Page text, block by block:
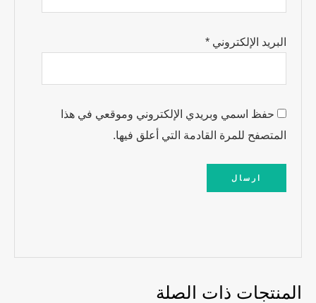
البريد الإلكتروني*
حفظ اسمي وبريدي الإلكتروني وموقعي في هذا
المتصفح للمرة القادمة التي أعلق فيها.
المنتجات ذات الصلة